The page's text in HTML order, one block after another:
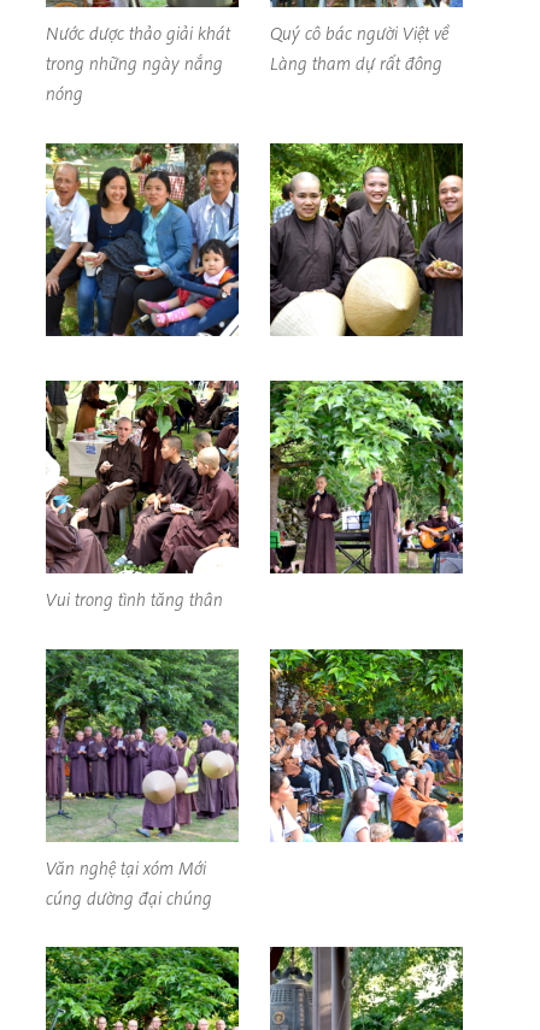
Nước dược thảo giải khát
trong những ngày nắng
nóng
Quý cô bác người Việt về
Làng tham dự rất đông
Vui trong tình tăng thân
Văn nghệ tại xóm Mới
cúng dường đại chúng